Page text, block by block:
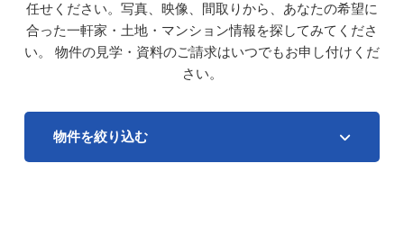
任せください。写真、映像、間取りから、あなたの希望に
合った一軒家・土地・マンション情報を探してみてくださ
い。
物件の見学・資料のご請求はいつでもお申し付けくだ
さい。
物件を絞り込む